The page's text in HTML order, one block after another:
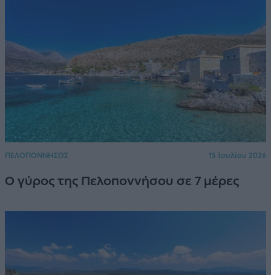
ΠΕΛΟΠΟΝΝΗΣΟΣ 15 Ιουλίου 2026
Ο γύρος της Πελοποννήσου σε 7 μέρες